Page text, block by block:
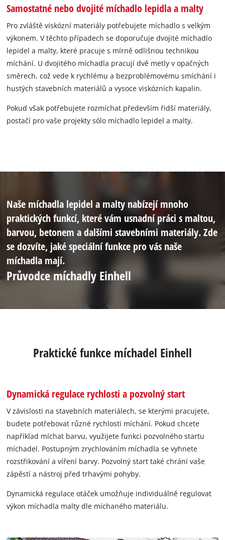
Samostatné nebo dvojité míchadlo lepidla a malty
Pro zvláště viskózní materiály potřebujete míchadlo s velkým
výkonem. V těchto případech se doporučuje dvojité míchadlo
lepidel a malty, které pracuje s mírně odlišnou technikou
míchání. U dvojitého míchadla pracují dvě metly v opačných
směrech, což vede k rychlému a bezproblémovému smíchání i
hustých stavebních materiálů a vysoce viskózních kapalin.
Pokud však potřebujete rozmíchat především řidší materiály,
postačí pro vaše projekty sólo míchadlo lepidel a malty.
Naše míchadla lepidel a malty nabízejí mnoho
praktických funkcí, které vám usnadní práci s maltou,
barvou, betonem a dalšími stavebními materiály. Zde
se dozvíte, jaké speciální funkce pro vás naše
míchadla mají.
Průvodce míchadly Einhell
Praktické funkce míchadel Einhell
Dynamická regulace rychlosti a pozvolný start
V závislosti na stavebních materiálech, se kterými pracujete,
budete potřebovat různé rychlosti míchání. Pokud chcete
například míchat barvu, využijete funkci pozvolného startu
míchadel. Postupným zrychlováním míchadla se vyhnete
rozstřikování a víření barvy. Pozvolný start také chrání vaše
zápěstí a nástroj před trhavými pohyby.
Dynamická regulace otáček umožňuje individuálně regulovat
výkon míchadla malty dle míchaného materiálu.